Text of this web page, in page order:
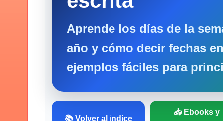
Aprende los días de la
año y cómo decir fechas
ejemplos fáciles para
📚 Volver al índice
📥 Ebooks y